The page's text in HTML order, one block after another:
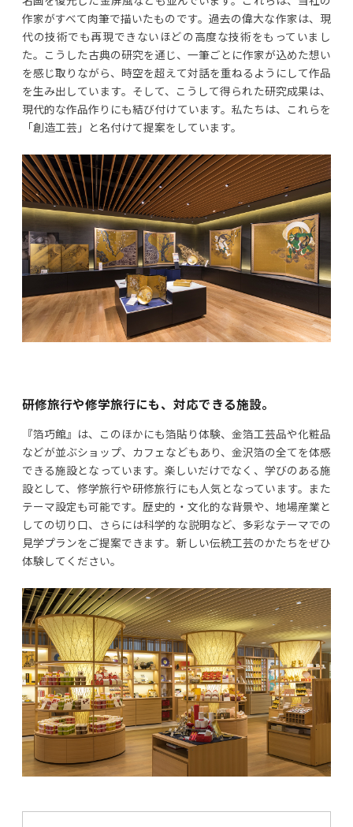
作家がすべて肉筆で描いたものです。過去の偉大な作家は、現
代の技術でも再現できないほどの高度な技術をもっていまし
た。こうした古典の研究を通じ、一筆ごとに作家が込めた想い
を感じ取りながら、時空を超えて対話を重ねるようにして作品
を生み出しています。そして、こうして得られた研究成果は、
現代的な作品作りにも結び付けています。私たちは、これらを
「創造工芸」と名付けて提案をしています。
研修旅行や修学旅行にも、対応できる施設。
『箔巧館』は、このほかにも箔貼り体験、金箔工芸品や化粧品
などが並ぶショップ、カフェなどもあり、金沢箔の全てを体感
できる施設となっています。楽しいだけでなく、学びのある施
設として、修学旅行や研修旅行にも人気となっています。また
テーマ設定も可能です。歴史的・文化的な背景や、地場産業と
しての切り口、さらには科学的な説明など、多彩なテーマでの
見学プランをご提案できます。新しい伝統工芸のかたちをぜひ
体験してください。